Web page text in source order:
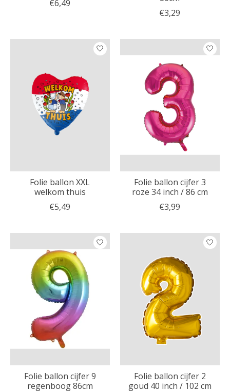
€6,49
€3,29
Folie ballon XXL
welkom thuis
€5,49
Folie ballon cijfer 3
roze 34 inch / 86 cm
€3,99
Folie ballon cijfer 9
regenboog 86cm
Folie ballon cijfer 2
goud 40 inch / 102 cm